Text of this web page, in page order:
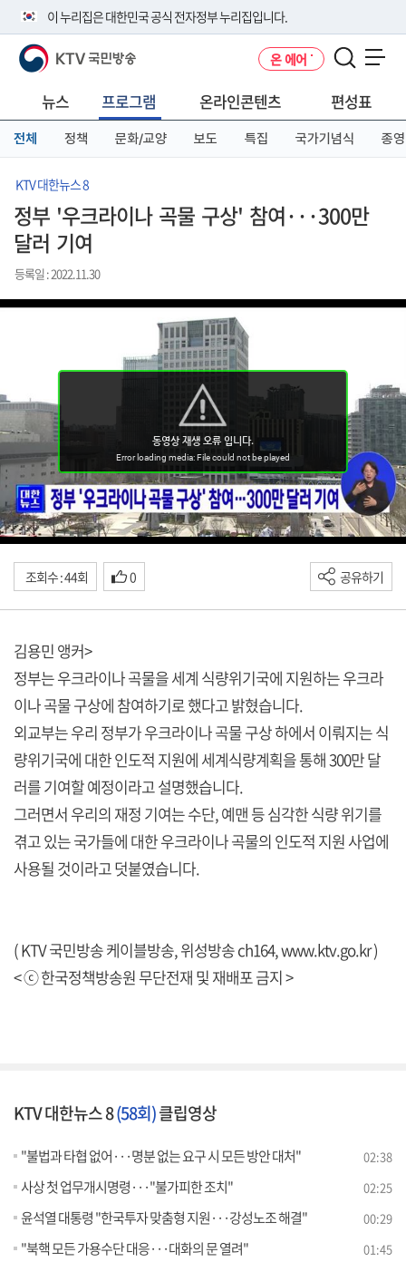
이 누리집은 대한민국 공식 전자정부 누리집입니다.
공식 누리집 주소 확인하기
니다.
이밖에 or.kr 또는 .kr등 다른 도메인 주소를 사용하고 있다면 아래 URL에
서 도메인 주소를 확인해 보세요
KTV 국민방송 온 에어
뉴스 프로그램 온라인콘텐츠 편성표
전체 정책 문화/교양 보도 특집 국가기념식 종영
KTV 대한뉴스 8
정부 '우크라이나 곡물 구상' 참여···300만
달러 기여
등록일 : 2022.11.30
조회수 : 44회 0 공유하기
김용민 앵커>
정부는 우크라이나 곡물을 세계 식량위기국에 지원하는 우크라
이나 곡물 구상에 참여하기로 했다고 밝혔습니다.
외교부는 우리 정부가 우크라이나 곡물 구상 하에서 이뤄지는 식
량위기국에 대한 인도적 지원에 세계식량계획을 통해 300만 달
러를 기여할 예정이라고 설명했습니다.
그러면서 우리의 재정 기여는 수단, 예맨 등 심각한 식량 위기를
겪고 있는 국가들에 대한 우크라이나 곡물의 인도적 지원 사업에
사용될 것이라고 덧붙였습니다.
( KTV 국민방송 케이블방송, 위성방송 ch164,www.ktv.go.kr)
< ⓒ 한국정책방송원 무단전재 및 재배포 금지 >
KTV 대한뉴스 8(58회)클립영상
"불법과 타협 없어···명분 없는 요구 시 모든 방안 대처" 02:38
사상 첫 업무개시명령···"불가피한 조치" 02:25
윤석열 대통령 "한국투자 맞춤형 지원···강성노조 해결" 00:29
"북핵 모든 가용수단 대응···대화의 문 열려" 01:45